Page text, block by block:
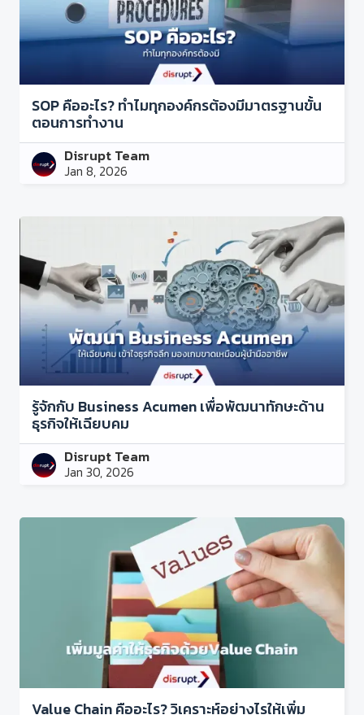
SOP คืออะไร? ทำไมทุกองค์กรต้องมีมาตรฐานขั้น
ตอนการทำงาน
Disrupt Team
Jan 8, 2026
รู้จักกับ Business Acumen เพื่อพัฒนาทักษะด้าน
ธุรกิจให้เฉียบคม
Disrupt Team
Jan 30, 2026
Value Chain คืออะไร? วิเคราะห์อย่างไรให้เพิ่ม